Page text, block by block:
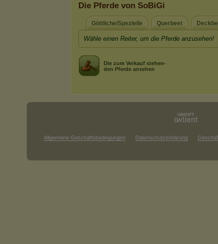
Die Pferde von SoBiGi
Göttliche/Spezielle Querbeet
Wähle einen Reiter, um die Pferde anzusehen!
Die zum Verkauf stehen-
den Pferde ansehen
Allgemeine Geschäftsbedingungen Datenschutzerklärung